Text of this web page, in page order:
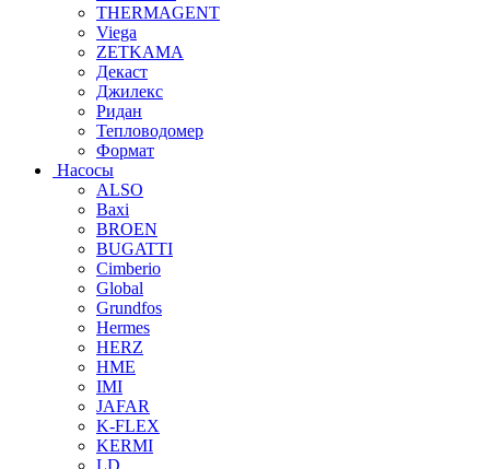
THERMAGENT
Viega
ZETKAMA
Декаст
Джилекс
Ридан
Тепловодомер
Формат
Насосы
ALSO
Baxi
BROEN
BUGATTI
Cimberio
Global
Grundfos
Hermes
HERZ
HME
IMI
JAFAR
K-FLEX
KERMI
LD